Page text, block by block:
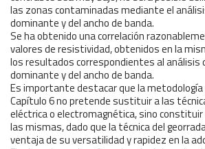
las zonas contaminadas mediante el
dominante y del ancho de banda.
Se ha obtenido una correlación
valores de resistividad, obtenidos en la
los resultados correspondientes al análisis
dominante y del ancho de banda.
Es importante destacar que la
Capítulo 6 no pretende sustituir a las
eléctrica o electromagnética, sino
las mismas, dado que la técnica del
ventaja de su versatilidad y rapidez en la